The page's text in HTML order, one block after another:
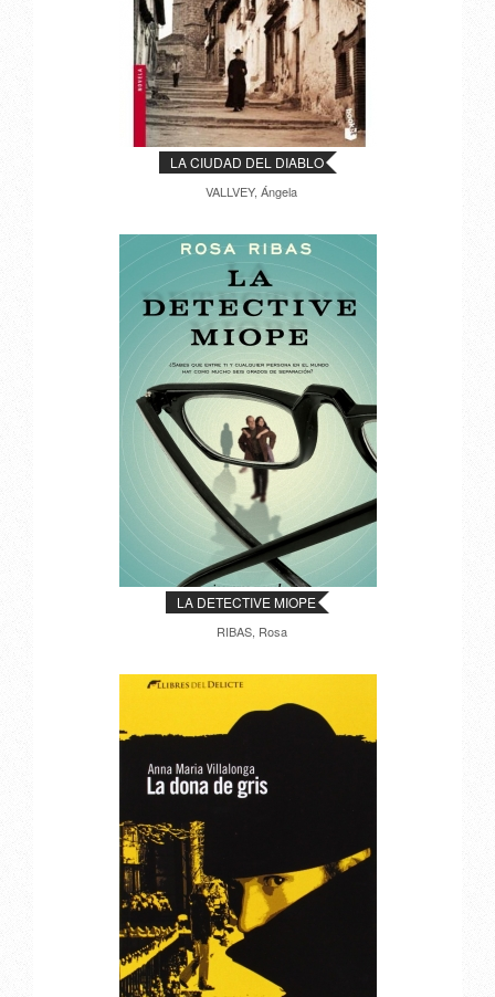
LA CIUDAD DEL DIABLO
VALLVEY, Ángela
LA DETECTIVE MIOPE
RIBAS, Rosa